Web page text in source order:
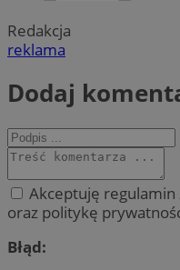
Redakcja
reklama
Dodaj
Akceptuję
oraz politykę
Błąd: